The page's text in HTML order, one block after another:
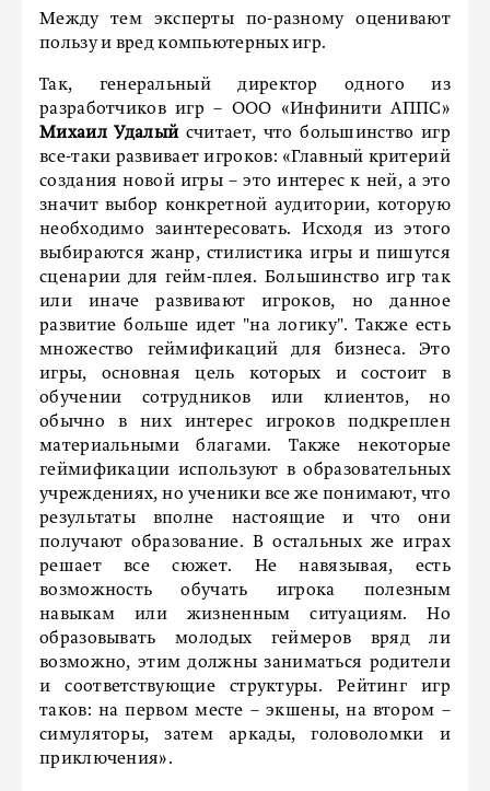
Между тем эксперты по-разному оценивают
пользу и вред компьютерных игр.
Так, генеральный директор одного из
разработчиков игр – ООО «Инфинити АППС»
Михаил Удалыйсчитает, что большинство игр
все-таки развивает игроков: «Главный критерий
создания новой игры – это интерес к ней, а это
значит выбор конкретной аудитории, которую
необходимо заинтересовать. Исходя из этого
выбираются жанр, стилистика игры и пишутся
сценарии для гейм-плея. Большинство игр так
или иначе развивают игроков, но данное
развитие больше идет "на логику". Также есть
множество геймификаций для бизнеса. Это
игры, основная цель которых и состоит в
обучении сотрудников или клиентов, но
обычно в них интерес игроков подкреплен
материальными благами. Также некоторые
геймификации используют в образовательных
учреждениях, но ученики все же понимают, что
результаты вполне настоящие и что они
получают образование. В остальных же играх
решает все сюжет. Не навязывая, есть
возможность обучать игрока полезным
навыкам или жизненным ситуациям. Но
образовывать молодых геймеров вряд ли
возможно, этим должны заниматься родители
и соответствующие структуры. Рейтинг игр
таков: на первом месте – экшены, на втором –
симуляторы, затем аркады, головоломки и
приключения».